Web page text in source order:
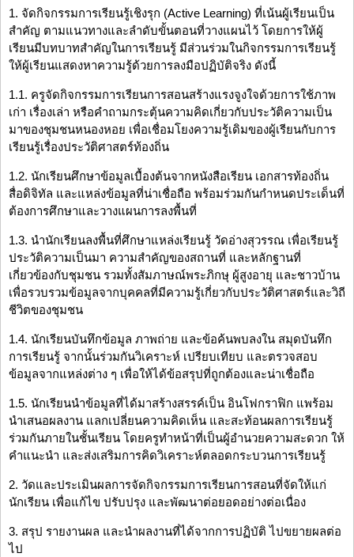
1. จัดกิจกรรมการเรียนรู้เชิงรุก (Active Learning) ที่เน้นผู้เรียนเป็น
สำคัญ ตามแนวทางและลำดับขั้นตอนที่วางแผนไว้ โดยการให้ผู้
เรียนมีบทบาทสำคัญในการเรียนรู้ มีส่วนร่วมในกิจกรรมการเรียนรู้
ให้ผู้เรียนแสดงหาความรู้ด้วยการลงมือปฏิบัติจริง ดังนี้
1.1. ครูจัดกิจกรรมการเรียนการสอนสร้างแรงจูงใจด้วยการใช้ภาพ
เก่า เรื่องเล่า หรือคำถามกระตุ้นความคิดเกี่ยวกับประวัติความเป็น
มาของชุมชนหนองหอย เพื่อเชื่อมโยงความรู้เดิมของผู้เรียนกับการ
เรียนรู้เรื่องประวัติศาสตร์ท้องถิ่น
1.2. นักเรียนศึกษาข้อมูลเบื้องต้นจากหนังสือเรียน เอกสารท้องถิ่น
สื่อดิจิทัล และแหล่งข้อมูลที่น่าเชื่อถือ พร้อมร่วมกันกำหนดประเด็นที่
ต้องการศึกษาและวางแผนการลงพื้นที่
1.3. นำนักเรียนลงพื้นที่ศึกษาแหล่งเรียนรู้ วัดอ่างสุวรรณ เพื่อเรียนรู้
ประวัติความเป็นมา ความสำคัญของสถานที่ และหลักฐานที่
เกี่ยวข้องกับชุมชน รวมทั้งสัมภาษณ์พระภิกษุ ผู้สูงอายุ และชาวบ้าน
เพื่อรวบรวมข้อมูลจากบุคคลที่มีความรู้เกี่ยวกับประวัติศาสตร์และวิถี
ชีวิตของชุมชน
1.4. นักเรียนบันทึกข้อมูล ภาพถ่าย และข้อค้นพบลงใน สมุดบันทึก
การเรียนรู้ จากนั้นร่วมกันวิเคราะห์ เปรียบเทียบ และตรวจสอบ
ข้อมูลจากแหล่งต่าง ๆ เพื่อให้ได้ข้อสรุปที่ถูกต้องและน่าเชื่อถือ
1.5. นักเรียนนำข้อมูลที่ได้มาสร้างสรรค์เป็น อินโฟกราฟิก แพร้อม
นำเสนอผลงาน แลกเปลี่ยนความคิดเห็น และสะท้อนผลการเรียนรู้
ร่วมกันภายในชั้นเรียน โดยครูทำหน้าที่เป็นผู้อำนวยความสะดวก ให้
คำแนะนำ และส่งเสริมการคิดวิเคราะห์ตลอดกระบวนการเรียนรู้
2. วัดและประเมินผลการจัดกิจกรรมการเรียนการสอนที่จัดให้แก่
นักเรียน เพื่อแก้ไข ปรับปรุง และพัฒนาต่อยอดอย่างต่อเนื่อง
3. สรุป รายงานผล และนำผลงานที่ได้จากการปฏิบัติ ไปขยายผลต่อ
ไป